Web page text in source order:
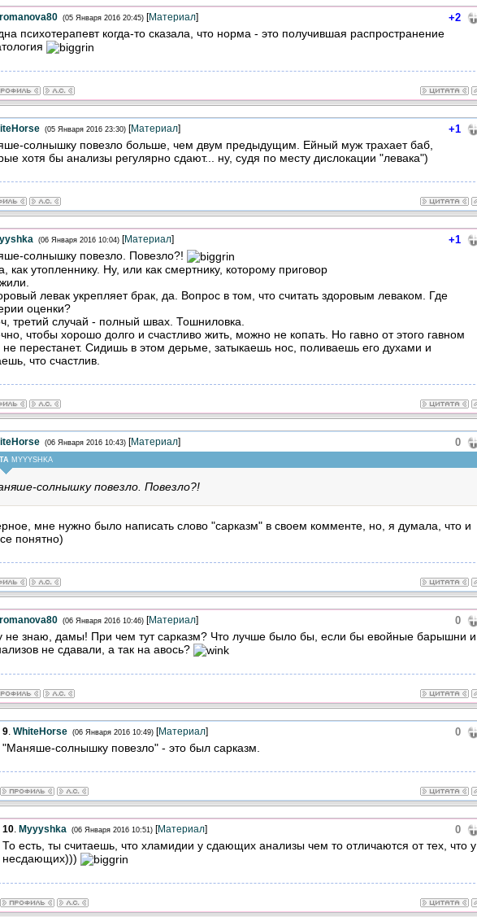
+2
(05 Января 2016 20:45)[Материал]
психотерапевт когда-то сказала, что норма - это получившая распространение
+1
(05 Января 2016 23:30)[Материал]
солнышку повезло больше, чем двум предыдущим. Ейный муж трахает баб,
хотя бы анализы регулярно сдают... ну, судя по месту дислокации "левака")
+1
(06 Января 2016 10:04)[Материал]
солнышку повезло. Повезло?!
как утопленнику. Ну, или как смертнику, которому приговор
левак укрепляет брак, да. Вопрос в том, что считать здоровым леваком. Где
оценки?
третий случай - полный швах. Тошниловка.
чтобы хорошо долго и счастливо жить, можно не копать. Но гавно от этого гавном
не перестанет. Сидишь в этом дерьме, затыкаешь нос, поливаешь его духами и
что счастлив.
0
(06 Января 2016 10:43)[Материал]
MYYYSHKA
солнышку повезло. Повезло?!
мне нужно было написать слово "сарказм" в своем комменте, но, я думала, что и
понятно)
0
(06 Января 2016 10:46)[Материал]
не знаю, дамы! При чем тут сарказм? Что лучше было бы, если бы евойные барышни и
не сдавали, а так на авось?
0
9. WhiteHorse (06 Января 2016 10:49)[Материал]
"Маняше-солнышку повезло" - это был сарказм.
0
10. Myyyshka (06 Января 2016 10:51)[Материал]
То есть, ты считаешь, что хламидии у сдающих анализы чем то отличаются от тех, что у
несдающих)))